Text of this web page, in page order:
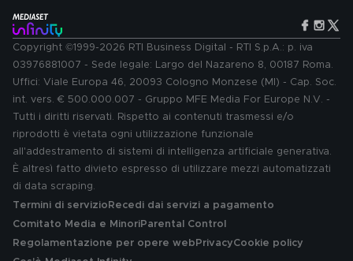
Copyright ©1999-2026 RTI Business Digital - RTI S.p.A.: p. iva
03976881007 - Sede legale: Largo del Nazareno 8, 00187 Roma.
Uffici: Viale Europa 46, 20093 Cologno Monzese (MI) - Cap. Soc.
int. vers. € 500.000.007 - Gruppo MFE Media For Europe N.V. -
Tutti i diritti riservati. Rispetto ai contenuti trasmessi e/o
riprodotti è vietata ogni utilizzazione funzionale
all'addestramento di sistemi di intelligenza artificiale generativa.
È altresì fatto divieto espresso di utilizzare mezzi automatizzati
di data scraping.
Termini di servizio Recedi dai servizi a pagamento
Comitato Media e MinoriParental Control
Regolamentazione per opere web PrivacyCookie policy